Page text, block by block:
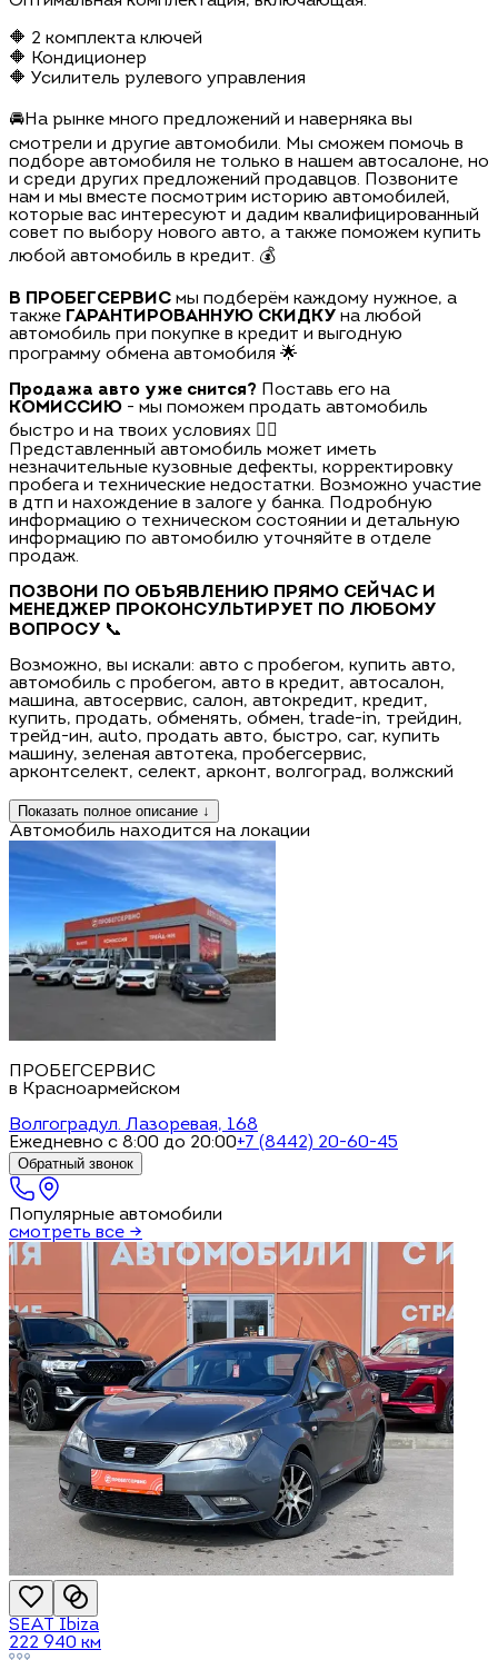
🔶 2 комплекта ключей
🔶 Кондиционер
🔶 Усилитель рулевого управления
🚘На рынке много предложений и наверняка вы
смотрели и другие автомобили. Мы сможем помочь в
подборе автомобиля не только в нашем автосалоне, но
и среди других предложений продавцов. Позвоните
нам и мы вместе посмотрим историю автомобилей,
которые вас интересуют и дадим квалифицированный
совет по выбору нового авто, а также поможем купить
любой автомобиль в кредит. 💰
В ПРОБЕГСЕРВИС мы подберём каждому нужное, а
также ГАРАНТИРОВАННУЮ СКИДКУ на любой
автомобиль при покупке в кредит и выгодную
программу обмена автомобиля 🌟
Продажа авто уже снится? Поставь его на
КОМИССИЮ - мы поможем продать автомобиль
быстро и на твоих условиях 🏃‍♂️
Представленный автомобиль может иметь
незначительные кузовные дефекты, корректировку
пробега и технические недостатки. Возможно участие
в дтп и нахождение в залоге у банка. Подробную
информацию о техническом состоянии и детальную
информацию по автомобилю уточняйте в отделе
продаж.
ПОЗВОНИ ПО ОБЪЯВЛЕНИЮ ПРЯМО СЕЙЧАС И
МЕНЕДЖЕР ПРОКОНСУЛЬТИРУЕТ ПО ЛЮБОМУ
ВОПРОСУ 📞
Возможно, вы искали: авто с пробегом, купить авто,
автомобиль с пробегом, авто в кредит, автосалон,
машина, автосервис, салон, автокредит, кредит,
купить, продать, обменять, обмен, trаdе-in, трейдин,
трейд-ин, аutо, продать авто, быстро, саr, купить
машину, зеленая автотека, пробегсервис,
арконтселект, селект, арконт, волгоград, волжский
Показать полное описание ↓
Автомобиль находится на локации
ПРОБЕГСЕРВИС
в Красноармейском
Волгоградул. Лазоревая, 168
Ежедневно с 8:00 до 20:00+7 (8442) 20-60-45
Обратный звонок
Популярные автомобили
смотреть все →
SEAT Ibiza
222 940 км